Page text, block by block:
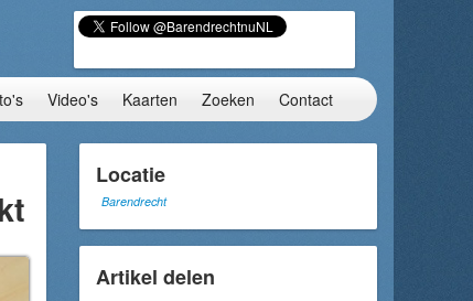
Video's Kaarten Zoeken Contact
Locatie
Barendrecht
Artikel delen